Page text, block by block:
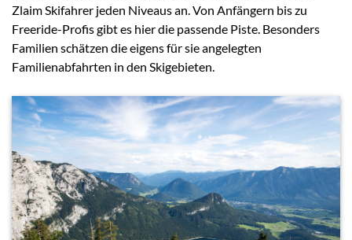
Zlaim Skifahrer jeden Niveaus an. Von Anfängern bis zu
Freeride-Profis gibt es hier die passende Piste. Besonders
Familien schätzen die eigens für sie angelegten
Familienabfahrten in den Skigebieten.